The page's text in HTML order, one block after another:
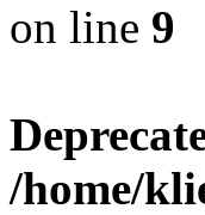
on line 9
/home/